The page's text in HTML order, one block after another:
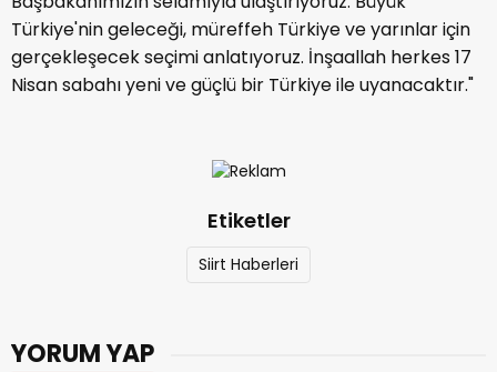
Türkiye'nin geleceği, müreffeh Türkiye ve yarınlar için
gerçekleşecek seçimi anlatıyoruz. İnşaallah herkes 17
Nisan sabahı yeni ve güçlü bir Türkiye ile uyanacaktır."
Etiketler
Siirt Haberleri
YORUM YAP